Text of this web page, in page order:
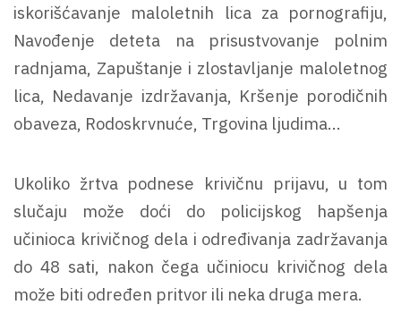
iskorišćavanje maloletnih lica za pornografiju,
Navođenje deteta na prisustvovanje polnim
radnjama, Zapuštanje i zlostavljanje maloletnog
lica, Nedavanje izdržavanja, Kršenje porodičnih
obaveza, Rodoskrvnuće, Trgovina ljudima…
Ukoliko žrtva podnese krivičnu prijavu, u tom
slučaju može doći do policijskog hapšenja
učinioca krivičnog dela i određivanja zadržavanja
do 48 sati, nakon čega učiniocu krivičnog dela
može biti određen pritvor ili neka druga mera.